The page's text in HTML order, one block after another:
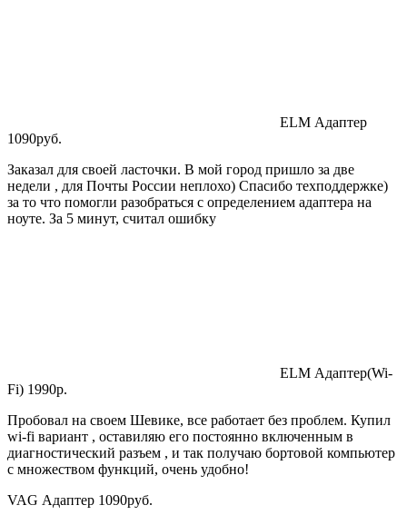
ELM Адаптер
1090руб.
Заказал для своей ласточки. В мой город пришло за две
недели , для Почты России неплохо) Спасибо техподдержке)
за то что помогли разобраться с определением адаптера на
ноуте. За 5 минут, считал ошибку
ELM Адаптер(Wi-
Fi) 1990р.
Пробовал на своем Шевике, все работает без проблем. Купил
wi-fi вариант , оставиляю его постоянно включенным в
диагностический разъем , и так получаю бортовой компьютер
с множеством функций, очень удобно!
VAG Адаптер 1090руб.